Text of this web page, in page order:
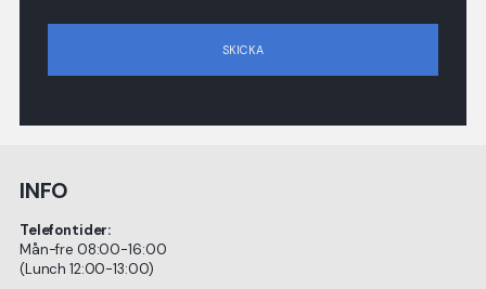
INFO
Telefontider:
Mån-fre 08:00-16:00
(Lunch 12:00-13:00)